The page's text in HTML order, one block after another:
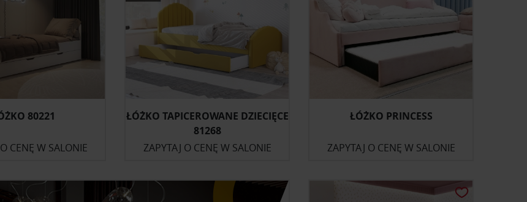
80221
CENĘ W SALONIE
ŁÓŻKO TAPICEROWANE DZIECIĘCE
81268
ZAPYTAJ O CENĘ W SALONIE
ŁÓŻKO PRINCESS
ZAPYTAJ O CENĘ W SALONIE